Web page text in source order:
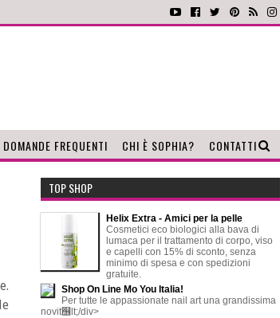
DOMANDE FREQUENTI CHI È SOPHIA? CONTATTI
TOP SHOP
Helix Extra - Amici per la pelle
Cosmetici eco biologici alla bava di
lumaca per il trattamento di corpo, viso
e capelli con 15% di sconto, senza
minimo di spesa e con spedizioni
gratuite.
Shop On Line Mo You Italia!
Per tutte le appassionate nail art una grandissima
novit஦lt;/div>